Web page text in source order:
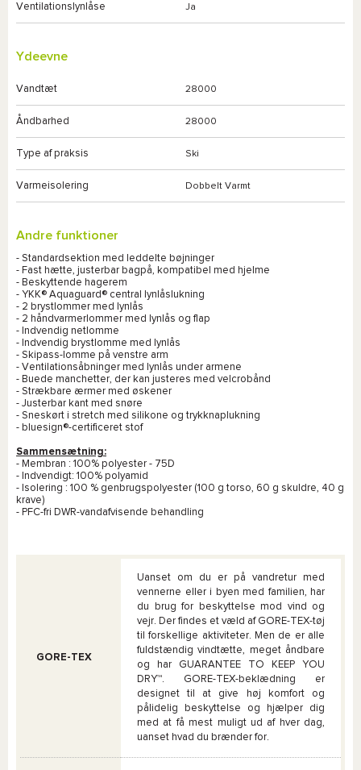
Ventilationslynlåse Ja
Ydeevne
Vandtæt 28000
Åndbarhed 28000
Type af praksis Ski
Varmeisolering Dobbelt Varmt
Andre funktioner
- Standardsektion med leddelte bøjninger
- Fast hætte, justerbar bagpå, kompatibel med hjelme
- Beskyttende hagerem
- YKK® Aquaguard® central lynlåslukning
- 2 brystlommer med lynlås
- 2 håndvarmerlommer med lynlås og flap
- Indvendig netlomme
- Indvendig brystlomme med lynlås
- Skipass-lomme på venstre arm
- Ventilationsåbninger med lynlås under armene
- Buede manchetter, der kan justeres med velcrobånd
- Strækbare ærmer med øskener
- Justerbar kant med snøre
- Sneskørt i stretch med silikone og trykknaplukning
- bluesign®-certificeret stof
Sammensætning:
- Membran : 100% polyester - 75D
- Indvendigt: 100% polyamid
- Isolering : 100 % genbrugspolyester (100 g torso, 60 g skuldre, 40 g
krave)
- PFC-fri DWR-vandafvisende behandling
GORE-TEX
Uanset om du er på vandretur med
vennerne eller i byen med familien, har
du brug for beskyttelse mod vind og
vejr. Der findes et væld af GORE-TEX-tøj
til forskellige aktiviteter. Men de er alle
fuldstændig vindtætte, meget åndbare
og har GUARANTEE TO KEEP YOU
DRY™. GORE-TEX-beklædning er
designet til at give høj komfort og
pålidelig beskyttelse og hjælper dig
med at få mest muligt ud af hver dag,
uanset hvad du brænder for.